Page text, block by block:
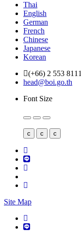
Thai
English
German
French
Chinese
Japanese
Korean
(+66) 2 553 8111
head@boi.go.th
Font Size
c c c
Site Map